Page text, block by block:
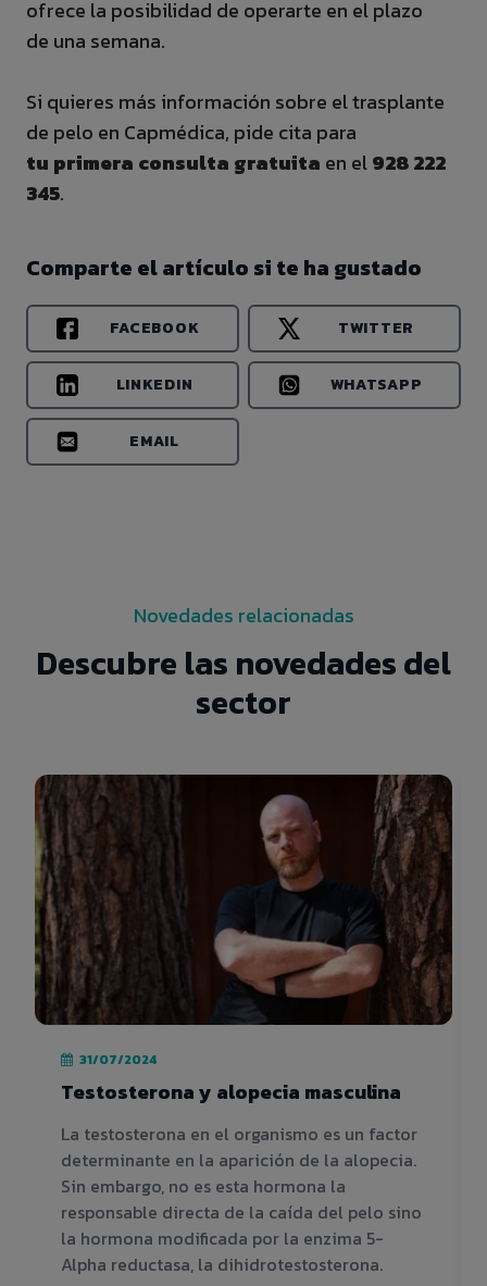
ofrece la posibilidad de operarte en el plazo
de una semana.
Si quieres más información sobre el trasplante
de pelo en Capmédica, pide cita para
tu primera consulta gratuita en el928 222
345.
Comparte el artículo si te ha gustado
FACEBOOK TWITTER
LINKEDIN WHATSAPP
EMAIL
Novedades relacionadas
Descubre las novedades del
sector
31/07/2024
Testosterona y alopecia masculina
La testosterona en el organismo es un factor
determinante en la aparición de la alopecia.
Sin embargo, no es esta hormona la
responsable directa de la caída del pelo sino
la hormona modificada por la enzima 5-
Alpha reductasa, la dihidrotestosterona.